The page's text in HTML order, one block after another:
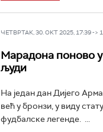
ЧЕТВРТАК, 30. ОКТ 2025, 17:39 ->
Марадона поново
људи
На један дан Дијего
већ у бронзи, у виду
фудбалске легенде. ...